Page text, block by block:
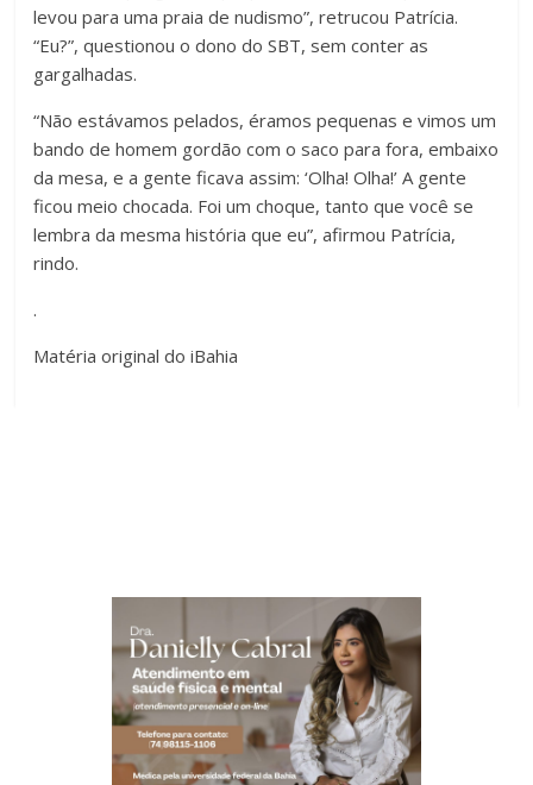
levou para uma praia de nudismo”, retrucou Patrícia.
“Eu?”, questionou o dono do SBT, sem conter as
gargalhadas.
“Não estávamos pelados, éramos pequenas e vimos um
bando de homem gordão com o saco para fora, embaixo
da mesa, e a gente ficava assim: ‘Olha! Olha!’ A gente
ficou meio chocada. Foi um choque, tanto que você se
lembra da mesma história que eu”, afirmou Patrícia,
rindo.
.
Matéria original do iBahia